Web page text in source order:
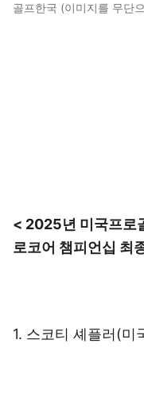
골프한국 (이미지를 무단
< 2025년 미국프로
로코어 챔피언십 최
1. 스코티 셰플러(